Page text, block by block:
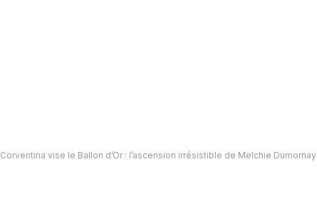
Corventina vise le Ballon d’Or : l’ascension irrésistible de Melchie Dumornay